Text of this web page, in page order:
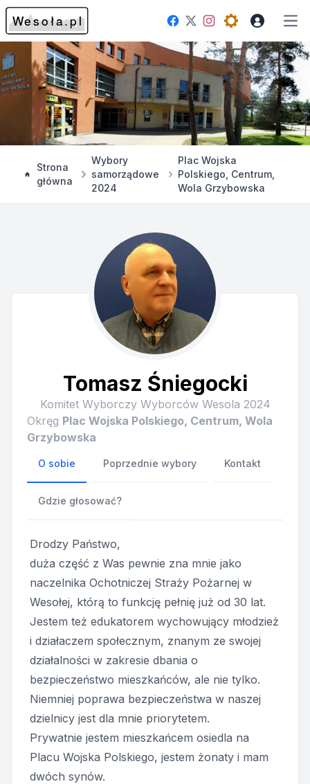
Facebook
TwitterInstagram
Open theme
Strona
główna
Wybory
samorządowe
2024
Plac Wojska
Polskiego, Centrum,
Wola Grzybowska
Tomasz Śniegocki
Komitet Wyborczy Wyborców Wesola 2024
Okręg Plac Wojska Polskiego, Centrum, Wola
Grzybowska
O sobie Poprzednie wybory Kontakt
Gdzie głosować?
Drodzy Państwo,
duża część z Was pewnie zna mnie jako
naczelnika Ochotniczej Straży Pożarnej w
Wesołej, którą to funkcję pełnię już od 30 lat.
Jestem też edukatorem wychowujący młodzież
i działaczem społecznym, znanym ze swojej
działalności w zakresie dbania o
bezpieczeństwo mieszkańców, ale nie tylko.
Niemniej poprawa bezpieczeństwa w naszej
dzielnicy jest dla mnie priorytetem.
Prywatnie jestem mieszkańcem osiedla na
Placu Wojska Polskiego, jestem żonaty i mam
dwóch synów.